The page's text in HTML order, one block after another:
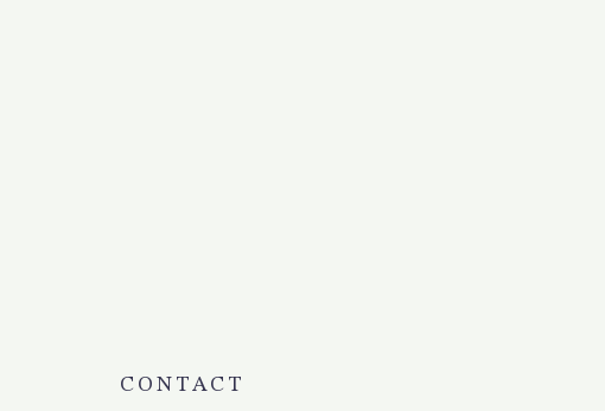
CONTACT